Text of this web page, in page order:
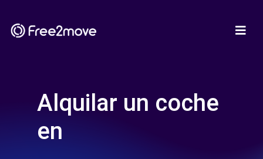
Alquilar un coche
en